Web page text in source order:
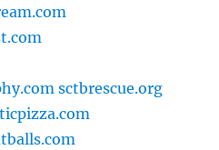
sctbrescue.org